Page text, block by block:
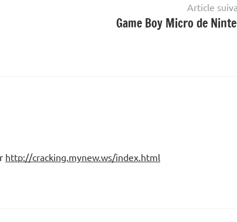
Article
Game Boy Micro de
http://cracking.mynew.ws/index.html